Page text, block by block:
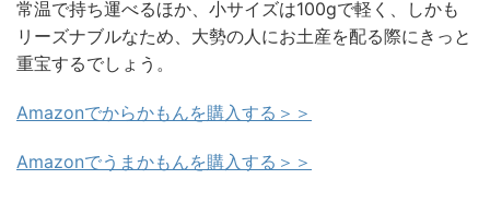
常温で持ち運べるほか、小サイズは100gで軽く、しかも
リーズナブルなため、大勢の人にお土産を配る際にきっと
重宝するでしょう。
Amazonでからかもんを購入する＞＞
Amazonでうまかもんを購入する＞＞